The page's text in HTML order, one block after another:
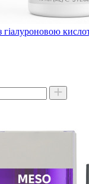
гіалуроновою